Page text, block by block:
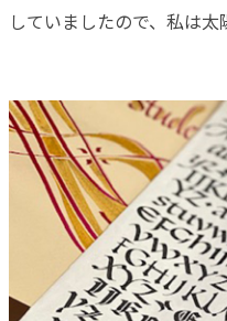
していましたので、私は太